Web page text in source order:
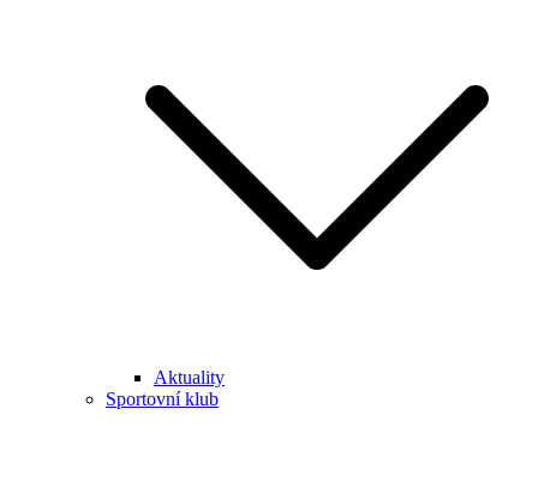
Aktuality
Sportovní klub